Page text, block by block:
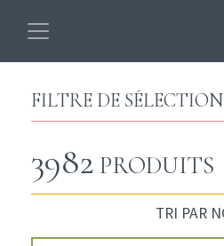
FILTRE DE SÉLECTION
3982 PRODUITS